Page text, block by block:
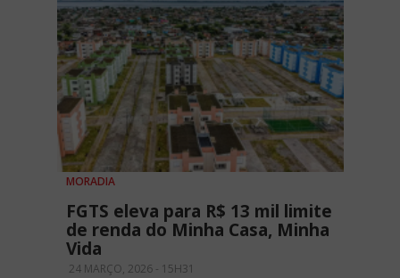
MORADIA
FGTS eleva para R$ 13 mil limite
de renda do Minha Casa, Minha
Vida
24 MARÇO, 2026 - 15H31